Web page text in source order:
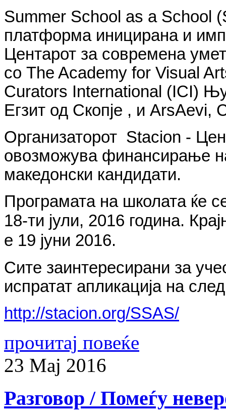
Summer School as a School
платформа иницирана и
Центарот за современа
со The Academy for Visual
Curators International (ICI)
Егзит од Скопје , и ArsAevi,
Организаторот Stacion -
овозможува финансирање
македонски кандидати.
Програмата на школата ќе
18-ти јули, 2016 година.
е 19 јуни 2016.
Сите заинтересирани за
испратат апликација на
http://stacion.org/SSAS/
прочитај повеќе
23 Мај 2016
Разговор / Помеѓу